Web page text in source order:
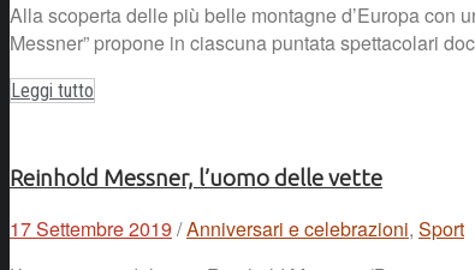
Alla scoperta delle più belle montagne d’Europa con
Messner” propone in ciascuna puntata spettacolari
Leggi tutto
Reinhold Messner, l’uomo delle vette
17 Settembre 2019 /Anniversari e celebrazioni, Sport